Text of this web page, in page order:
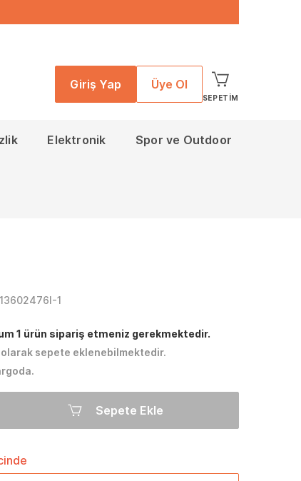
Giriş Yap Üye Ol
SEPETIM
Elektronik Spor ve Outdoor
1
1 ürün sipariş etmeniz gerekmektedir.
olarak sepete eklenebilmektedir.
Sepete Ekle